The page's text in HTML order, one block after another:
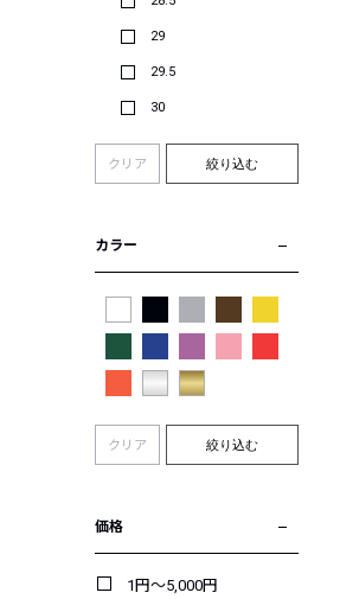
29
29.5
30
クリア 絞り込む
カラー
クリア 絞り込む
価格
1円～5,000円